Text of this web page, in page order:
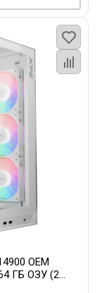
OEM
ГБ ОЗУ (2